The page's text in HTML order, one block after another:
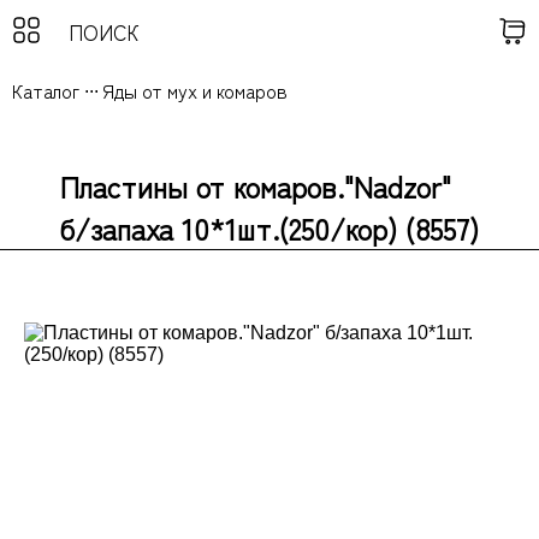
Каталог ... Яды от мух и комаров
Пластины от комаров."Nadzor"
б/запаха 10*1шт.(250/кор) (8557)